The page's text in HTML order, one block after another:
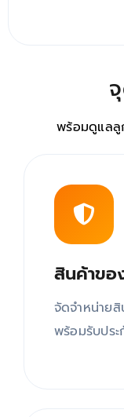
พร้อมดูแลลู
สินค้าขอ
จัดจำหน่าย
พร้อมรับปร